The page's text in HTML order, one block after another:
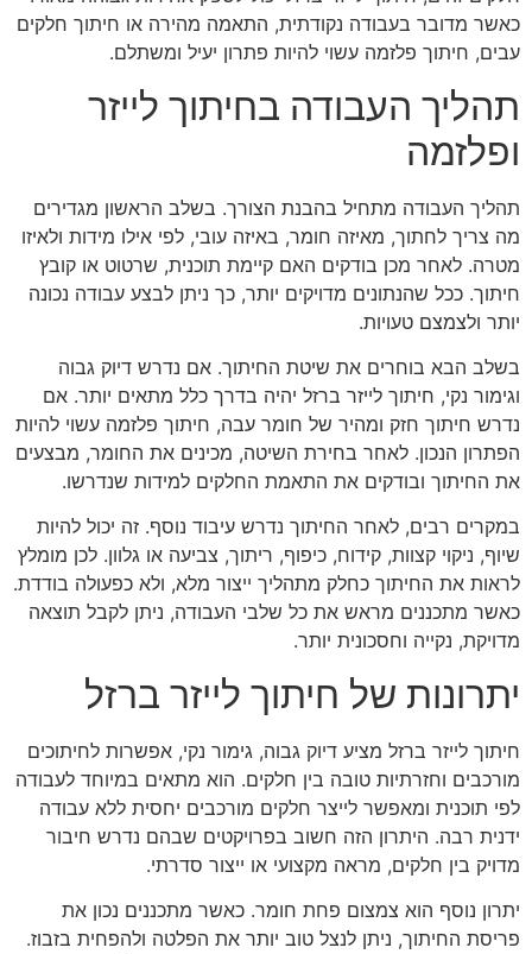
כאשר מדובר בעבודה נקודתית, התאמה מהירה או חיתוך חלקים
עבים, חיתוך פלזמה עשוי להיות פתרון יעיל ומשתלם.
תהליך העבודה בחיתוך לייזר
ופלזמה
תהליך העבודה מתחיל בהבנת הצורך. בשלב הראשון מגדירים
מה צריך לחתוך, מאיזה חומר, באיזה עובי, לפי אילו מידות ולאיזו
מטרה. לאחר מכן בודקים האם קיימת תוכנית, שרטוט או קובץ
חיתוך. ככל שהנתונים מדויקים יותר, כך ניתן לבצע עבודה נכונה
יותר ולצמצם טעויות.
בשלב הבא בוחרים את שיטת החיתוך. אם נדרש דיוק גבוה
וגימור נקי, חיתוך לייזר ברזל יהיה בדרך כלל מתאים יותר. אם
נדרש חיתוך חזק ומהיר של חומר עבה, חיתוך פלזמה עשוי להיות
הפתרון הנכון. לאחר בחירת השיטה, מכינים את החומר, מבצעים
את החיתוך ובודקים את התאמת החלקים למידות שנדרשו.
במקרים רבים, לאחר החיתוך נדרש עיבוד נוסף. זה יכול להיות
שיוף, ניקוי קצוות, קידוח, כיפוף, ריתוך, צביעה או גלוון. לכן מומלץ
לראות את החיתוך כחלק מתהליך ייצור מלא, ולא כפעולה בודדת.
כאשר מתכננים מראש את כל שלבי העבודה, ניתן לקבל תוצאה
מדויקת, נקייה וחסכונית יותר.
יתרונות של חיתוך לייזר ברזל
חיתוך לייזר ברזל מציע דיוק גבוה, גימור נקי, אפשרות לחיתוכים
מורכבים וחזרתיות טובה בין חלקים. הוא מתאים במיוחד לעבודה
לפי תוכנית ומאפשר לייצר חלקים מורכבים יחסית ללא עבודה
ידנית רבה. היתרון הזה חשוב בפרויקטים שבהם נדרש חיבור
מדויק בין חלקים, מראה מקצועי או ייצור סדרתי.
יתרון נוסף הוא צמצום פחת חומר. כאשר מתכננים נכון את
פריסת החיתוך, ניתן לנצל טוב יותר את הפלטה ולהפחית בזבוז.